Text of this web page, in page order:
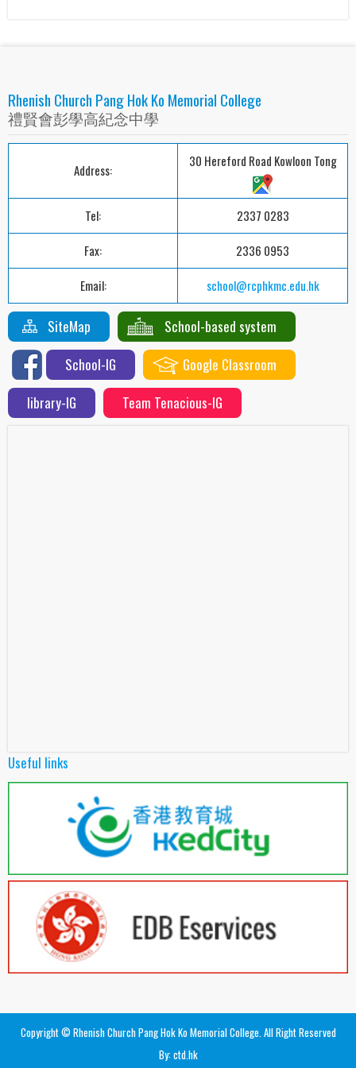
Rhenish Church Pang Hok Ko Memorial College
禮賢會彭學高紀念中學
Address:
30 Hereford Road Kowloon Tong
Tel:
2337 0283
Fax:
2336 0953
Email:
school@rcphkmc.edu.hk
SiteMap
School-based system
School-IG
Google Classroom
library-IG
Team Tenacious-IG
Useful links
Copyright © Rhenish Church Pang Hok Ko Memorial College. All Right Reserved
By: ctd.hk